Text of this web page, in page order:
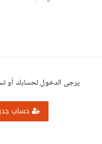
يرجى الدخول لحسابك أو
حساب